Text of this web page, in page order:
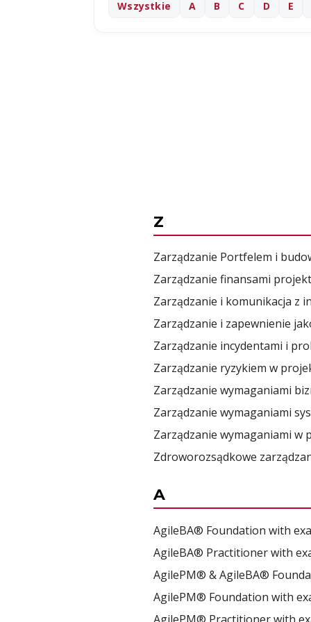
Wszystkie A B C D E
Z
Zarządzanie Portfelem i
Zarządzanie finansami
Zarządzanie i komunikacja z
Zarządzanie i zapewnienie
Zarządzanie incydentami i
Zarządzanie ryzykiem w
Zarządzanie wymaganiami
Zarządzanie wymaganiami
Zarządzanie wymaganiami w
Zdroworozsądkowe
A
AgileBA® Foundation with
AgileBA® Practitioner with
AgilePM® & AgileBA®
AgilePM® Foundation with